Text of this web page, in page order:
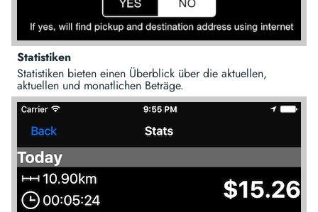
Statistiken
Statistiken bieten einen Überblick über die aktuellen,
aktuellen und monatlichen Beträge.